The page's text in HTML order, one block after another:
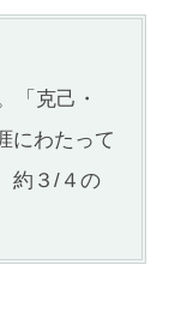
「克己・
にわたって
約３/４の